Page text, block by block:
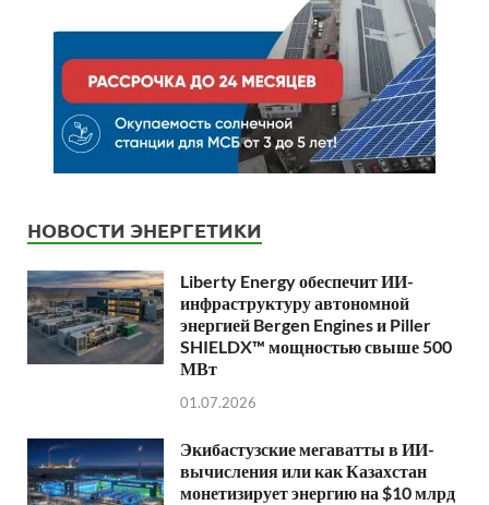
НОВОСТИ ЭНЕРГЕТИКИ
Liberty Energy обеспечит ИИ-
инфраструктуру автономной
энергией Bergen Engines и Piller
SHIELDX™ мощностью свыше 500
МВт
01.07.2026
Экибастузские мегаватты в ИИ-
вычисления или как Казахстан
монетизирует энергию на $10 млрд